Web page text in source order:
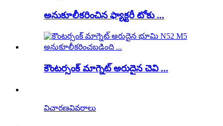
అనుకూలీకరించిన ఫ్యాక్టరీ టోకు ...
కౌంటర్సంక్ మాగ్నెట్ అరుదైన చెవి ...
విచారణవివరాలు